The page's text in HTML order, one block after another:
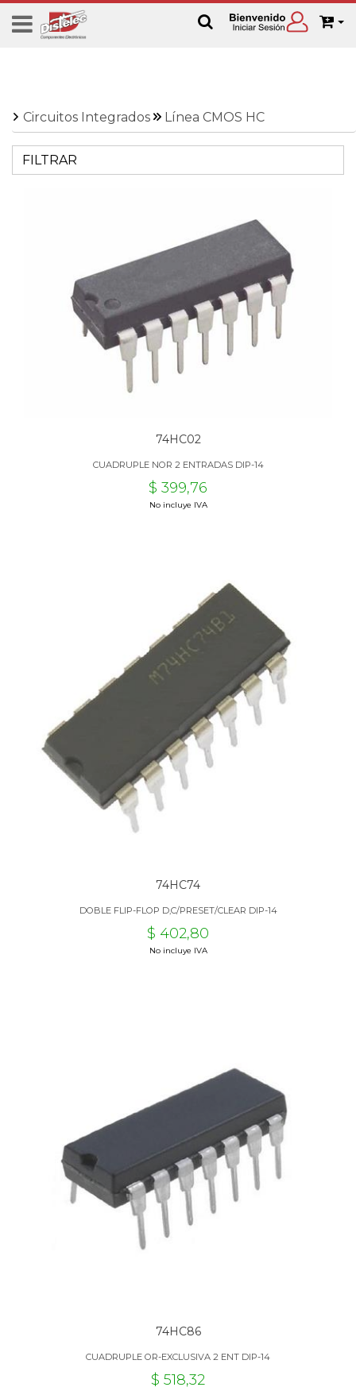
Circuitos Integrados Línea CMOS HC
FILTRAR
74HC02
CUADRUPLE NOR 2 ENTRADAS DIP-14
$ 399,76
No incluye IVA
74HC74
DOBLE FLIP-FLOP D,C/PRESET/CLEAR DIP-14
$ 402,80
No incluye IVA
74HC86
CUADRUPLE OR-EXCLUSIVA 2 ENT DIP-14
$ 518,32